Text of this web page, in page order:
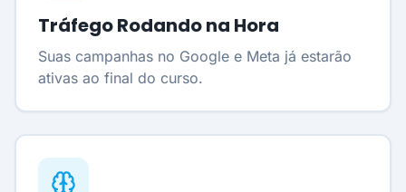
Tráfego Rodando na Hora
Suas campanhas no Google e Meta já estarão
ativas ao final do curso.